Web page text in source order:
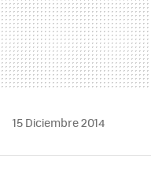
15 Diciembre 2014